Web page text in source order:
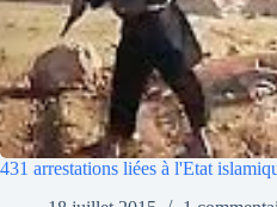
431 arrestations liées à l'Etat